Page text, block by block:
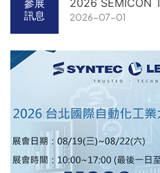
參展
訊息
2026 SEMICON
2026-07-01